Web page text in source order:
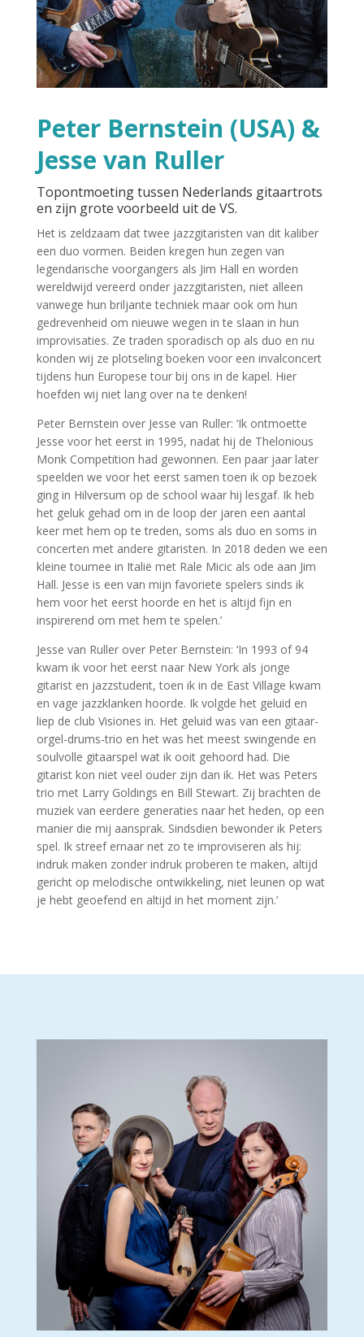
Peter Bernstein (USA) &
Jesse van Ruller
Topontmoeting tussen Nederlands gitaartrots
en zijn grote voorbeeld uit de VS.
Het is zeldzaam dat twee jazzgitaristen van dit kaliber
een duo vormen. Beiden kregen hun zegen van
legendarische voorgangers als Jim Hall en worden
wereldwijd vereerd onder jazzgitaristen, niet alleen
vanwege hun briljante techniek maar ook om hun
gedrevenheid om nieuwe wegen in te slaan in hun
improvisaties. Ze traden sporadisch op als duo en nu
konden wij ze plotseling boeken voor een invalconcert
tijdens hun Europese tour bij ons in de kapel. Hier
hoefden wij niet lang over na te denken!
Peter Bernstein over Jesse van Ruller: ‘Ik ontmoette
Jesse voor het eerst in 1995, nadat hij de Thelonious
Monk Competition had gewonnen. Een paar jaar later
speelden we voor het eerst samen toen ik op bezoek
ging in Hilversum op de school waar hij lesgaf. Ik heb
het geluk gehad om in de loop der jaren een aantal
keer met hem op te treden, soms als duo en soms in
concerten met andere gitaristen. In 2018 deden we een
kleine tournee in Italië met Rale Micic als ode aan Jim
Hall. Jesse is een van mijn favoriete spelers sinds ik
hem voor het eerst hoorde en het is altijd fijn en
inspirerend om met hem te spelen.’
Jesse van Ruller over Peter Bernstein: ‘In 1993 of 94
kwam ik voor het eerst naar New York als jonge
gitarist en jazzstudent, toen ik in de East Village kwam
en vage jazzklanken hoorde. Ik volgde het geluid en
liep de club Visiones in. Het geluid was van een gitaar-
orgel-drums-trio en het was het meest swingende en
soulvolle gitaarspel wat ik ooit gehoord had. Die
gitarist kon niet veel ouder zijn dan ik. Het was Peters
trio met Larry Goldings en Bill Stewart. Zij brachten de
muziek van eerdere generaties naar het heden, op een
manier die mij aansprak. Sindsdien bewonder ik Peters
spel. Ik streef ernaar net zo te improviseren als hij:
indruk maken zonder indruk proberen te maken, altijd
gericht op melodische ontwikkeling, niet leunen op wat
je hebt geoefend en altijd in het moment zijn.’